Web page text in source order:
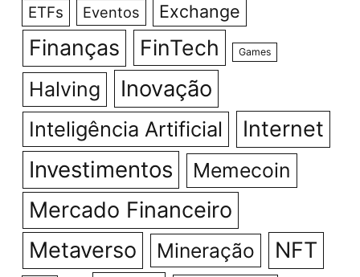
ETFs Eventos Exchange
Finanças FinTech Games
Halving Inovação
Inteligência Artificial Internet
Investimentos Memecoin
Mercado Financeiro
Metaverso
Mineração NFT